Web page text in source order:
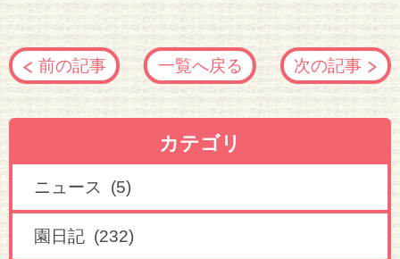
前の記事 一覧へ戻る 次の記事
カテゴリ
ニュース (5)
園日記 (232)